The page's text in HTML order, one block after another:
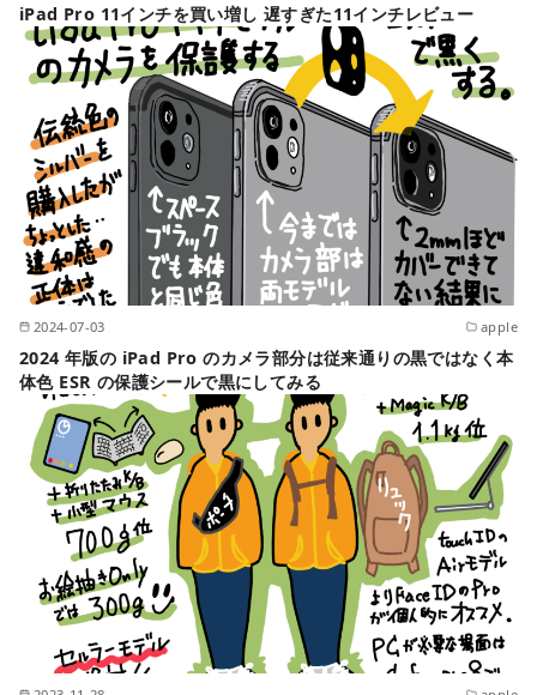
iPad Pro 11インチを買い増し 遅すぎた11インチレビュー
2024-07-03 apple
2024 年版の iPad Pro のカメラ部分は従来通りの黒ではなく本
体色 ESR の保護シールで黒にしてみる